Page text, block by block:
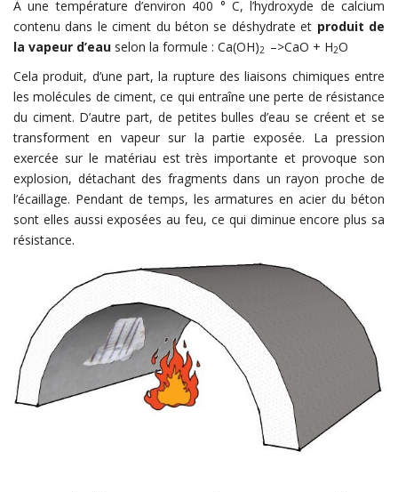
À une température d’environ 400 ° C, l’hydroxyde de calcium
contenu dans le ciment du béton se déshydrate et produit de
la vapeur d’eau selon la formule : Ca(OH)2 –>CaO + H2O
Cela produit, d’une part, la rupture des liaisons chimiques entre
les molécules de ciment, ce qui entraîne une perte de résistance
du ciment. D’autre part, de petites bulles d’eau se créent et se
transforment en vapeur sur la partie exposée. La pression
exercée sur le matériau est très importante et provoque son
explosion, détachant des fragments dans un rayon proche de
l’écaillage. Pendant de temps, les armatures en acier du béton
sont elles aussi exposées au feu, ce qui diminue encore plus sa
résistance.